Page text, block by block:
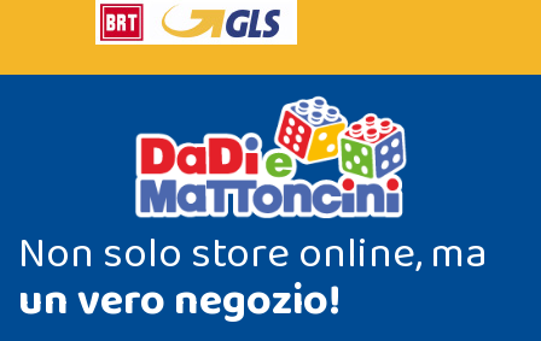
Non solo store online, ma
un vero negozio!